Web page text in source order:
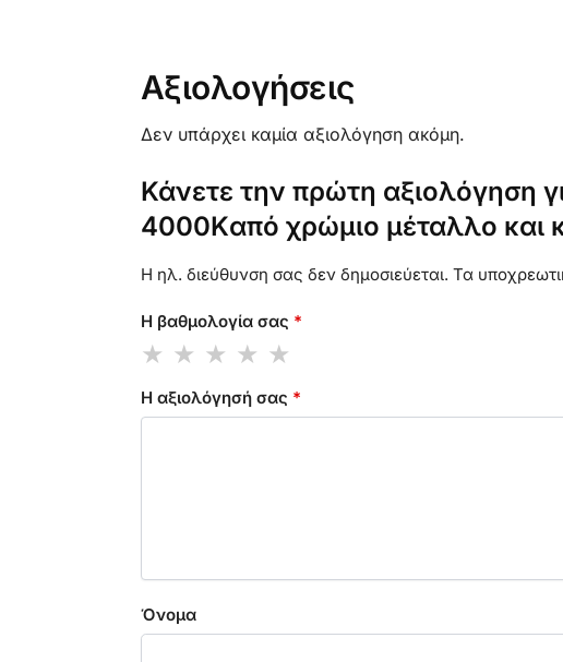
Αξιολογήσεις
Δεν υπάρχει καμία αξιολόγηση ακόμη.
Κάνετε την πρώτη αξιολόγηση
4000Kαπό χρώμιο μέταλλο και
Η ηλ. διεύθυνση σας δεν δημοσιεύεται. Τα
Η βαθμολογία σας *
Η αξιολόγησή σας *
Όνομα